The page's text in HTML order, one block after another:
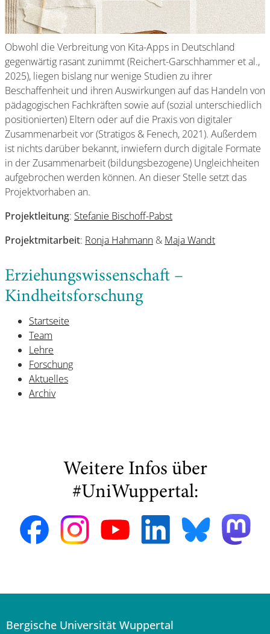
Obwohl die Verbreitung von Kita-Apps in Deutschland
gegenwärtig rasant zunimmt (Reichert-Garschhammer et al.,
2025), liegen bislang nur wenige Studien zu ihrer
Beschaffenheit und ihren Auswirkungen auf das Handeln von
pädagogischen Fachkräften sowie auf (sozial unterschiedlich
positionierten) Eltern oder auf die Praxis von digitaler
Zusammenarbeit vor (Stratigos & Fenech, 2021). Außerdem
ist nichts darüber bekannt, inwiefern durch digitale Formate
in der Zusammenarbeit (bildungsbezogene) Ungleichheiten
aufgebrochen werden können. An dieser Stelle setzt das
Projektvorhaben an.
Projektleitung: Stefanie Bischoff-Pabst
Projektmitarbeit: Ronja Hahmann & Maja Wandt
Erziehungswissenschaft –
Kindheitsforschung
Startseite
Team
Lehre
Forschung
Aktuelles
Archiv
Weitere Infos über
#UniWuppertal:
Bergische Universität Wuppertal